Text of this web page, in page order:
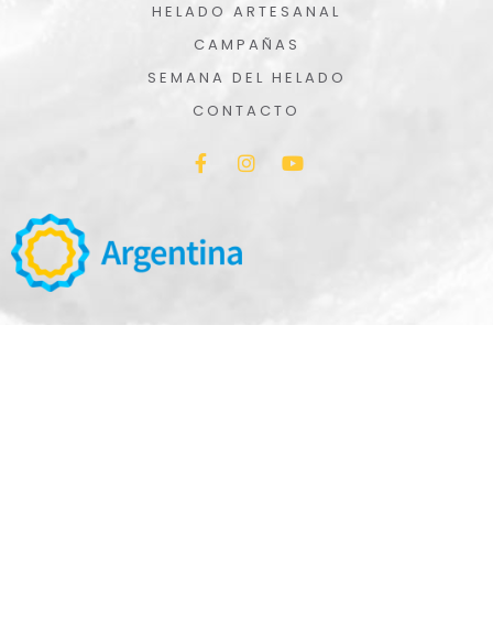
HELADO ARTESANAL
CAMPAÑAS
SEMANA DEL HELADO
CONTACTO